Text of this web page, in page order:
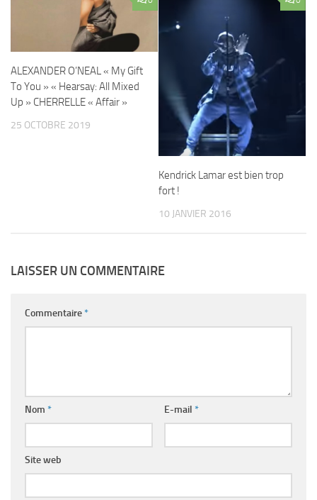
ALEXANDER O’NEAL « My Gift
To You » « Hearsay: All Mixed
Up » CHERRELLE « Affair »
25 OCTOBRE 2019
Kendrick Lamar est bien trop
fort !
10 JANVIER 2016
LAISSER UN COMMENTAIRE
Commentaire*
Nom * E-mail *
Site web